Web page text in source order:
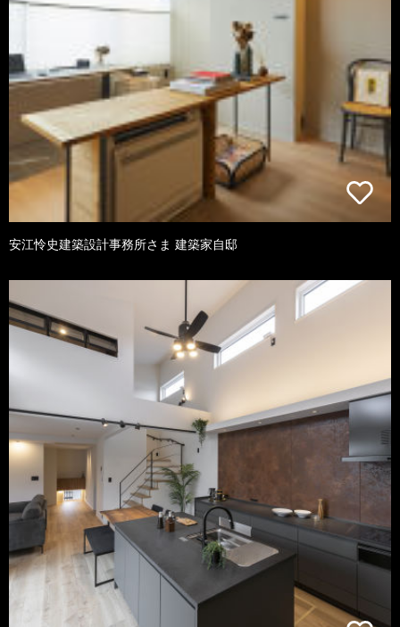
安江怜史建築設計事務所さま 建築家自邸